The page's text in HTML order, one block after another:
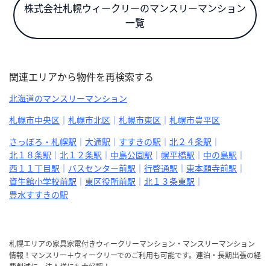
株式会社札幌ウィークリーのマンスリーマンション
一覧
関連エリアから物件を再検索する
北海道のマンスリーマンション
札幌市中央区
札幌市北区 札幌市東区
札幌市豊平区
さっぽろ・札幌駅
大通駅 すすきの駅
北２４条駅
北１８条駅
北１２条駅 中島公園駅 幌平橋駅
中の島駅
西１１丁目駅
バスセンター前駅 行啓通駅
東本願寺前駅
資生館小学校前駅
東区役所前駅
北１３条東駅
豊水すすきの駅
札幌エリアの家具家電付きウィークリーマンション・マンスリーマンション
情報！マンスリー＋ウィークリーでのご利用も可能です。連泊・長期出張の経